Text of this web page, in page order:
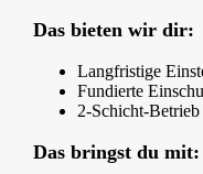
Das bieten wir dir:
Langfristige
Fundierte
2-Schicht-Betrieb
Das bringst du mit: